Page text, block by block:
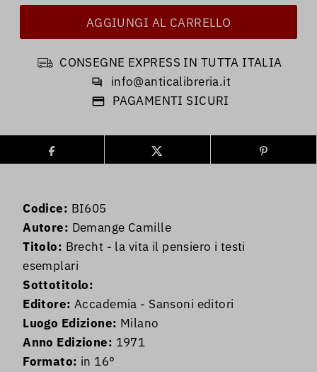
CONSEGNE EXPRESS IN TUTTA ITALIA
info@anticalibreria.it
PAGAMENTI SICURI
Codice: BI605
Autore: Demange Camille
Titolo: Brecht - la vita il pensiero i testi
esemplari
Sottotitolo:
Editore: Accademia - Sansoni editori
Luogo Edizione: Milano
Anno Edizione: 1971
Formato: in 16°